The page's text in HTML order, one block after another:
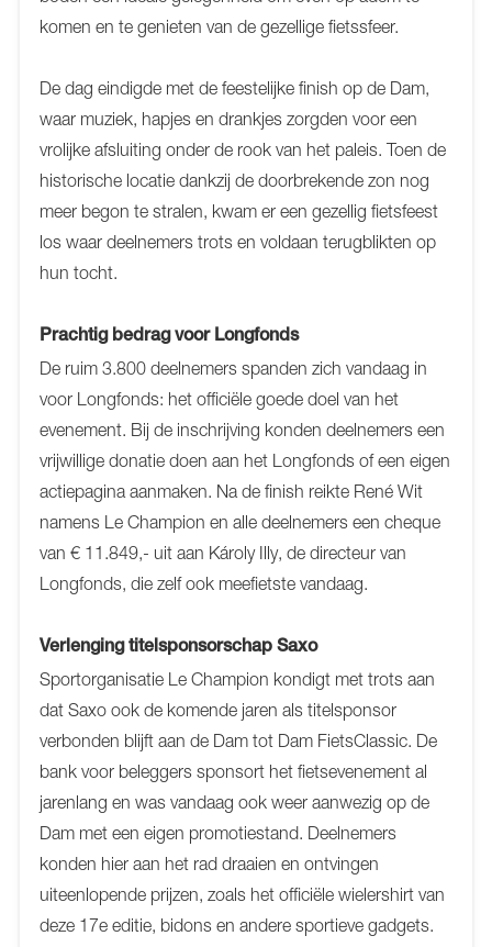
komen en te genieten van de gezellige fietssfeer.
De dag eindigde met de feestelijke finish op de Dam,
waar muziek, hapjes en drankjes zorgden voor een
vrolijke afsluiting onder de rook van het paleis. Toen de
historische locatie dankzij de doorbrekende zon nog
meer begon te stralen, kwam er een gezellig fietsfeest
los waar deelnemers trots en voldaan terugblikten op
hun tocht.
Prachtig bedrag voor Longfonds
De ruim 3.800 deelnemers spanden zich vandaag in
voor Longfonds: het officiële goede doel van het
evenement. Bij de inschrijving konden deelnemers een
vrijwillige donatie doen aan het Longfonds of een eigen
actiepagina aanmaken. Na de finish reikte René Wit
namens Le Champion en alle deelnemers een cheque
van € 11.849,- uit aan Károly Illy, de directeur van
Longfonds, die zelf ook meefietste vandaag.
Verlenging titelsponsorschap Saxo
Sportorganisatie Le Champion kondigt met trots aan
dat Saxo ook de komende jaren als titelsponsor
verbonden blijft aan de Dam tot Dam FietsClassic. De
bank voor beleggers sponsort het fietsevenement al
jarenlang en was vandaag ook weer aanwezig op de
Dam met een eigen promotiestand. Deelnemers
konden hier aan het rad draaien en ontvingen
uiteenlopende prijzen, zoals het officiële wielershirt van
deze 17e editie, bidons en andere sportieve gadgets.